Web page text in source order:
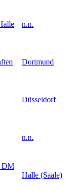
n.n.
Dortmund
Düsseldorf
n.n.
DM
Halle (Saale)